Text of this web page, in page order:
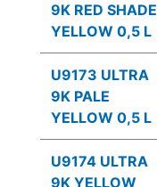
9K RED SHADE
YELLOW 0,5 L
U9173 ULTRA
9K PALE
YELLOW 0,5 L
U9174 ULTRA
9K YELLOW